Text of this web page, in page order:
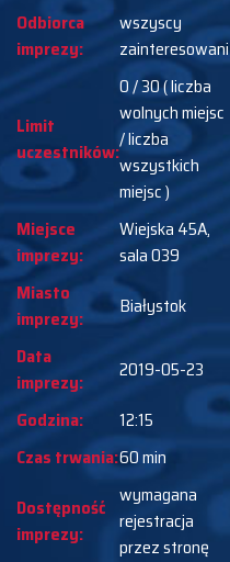
Odbiorca
imprezy:
wszyscy
zainteresowani
Limit
uczestników:
0 / 30 ( liczba
wolnych miejsc
/ liczba
wszystkich
miejsc )
Miejsce
imprezy:
Wiejska 45A,
sala 039
Miasto
imprezy:
Białystok
Data
imprezy:
2019-05-23
Godzina:
12:15
Czas trwania:60 min
Dostępność
imprezy:
wymagana
rejestracja
przez stronę